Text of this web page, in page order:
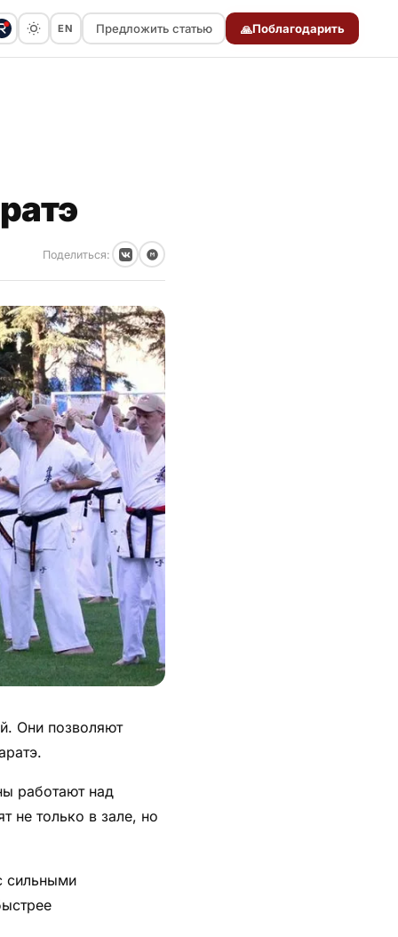
EN Предложить статью 🙏Поблагодарить
Поделиться:
Они позволяют
работают над
не только в зале, но
сильными